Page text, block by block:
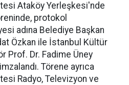
Ataköy Yerleşkesi'nde
protokol
adına Belediye Başkan
Özkan ile İstanbul Kültür
Prof. Dr. Fadime Üney
Törene ayrıca
Radyo, Televizyon ve